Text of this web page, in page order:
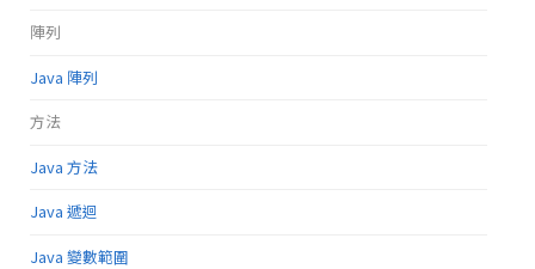
陣列
Java 陣列
方法
Java 方法
Java 遞迴
Java 變數範圍